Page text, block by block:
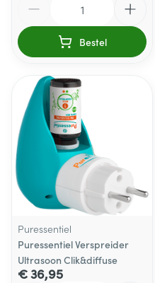
Bestel
Puressentiel
Puressentiel Verspreider
Ultrasoon Clik&diffuse
€ 36,95